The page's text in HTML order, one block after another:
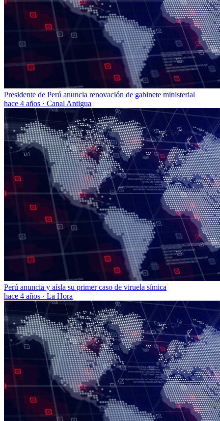
Presidente de Perú anuncia renovación de gabinete ministerial
hace 4 años · Canal Antigua
Perú anuncia y aísla su primer caso de viruela símica
hace 4 años · La Hora